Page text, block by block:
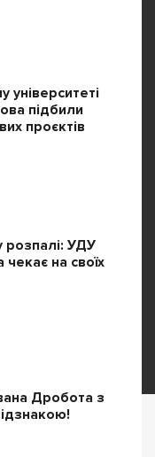
університеті
підбили
проєктів
розпалі: УДУ
на своїх
Дробота з